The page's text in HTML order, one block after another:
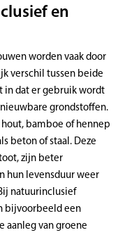
en
worden vaak door
verschil tussen beide
in dat er gebruik wordt
grondstoffen.
bamboe of hennep
beton of staal. Deze
zijn beter
hun levensduur weer
natuurinclusief
bijvoorbeeld een
van groene